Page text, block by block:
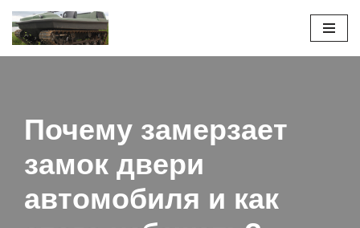
Перейти
Почему замерзает
замок двери
автомобиля и как